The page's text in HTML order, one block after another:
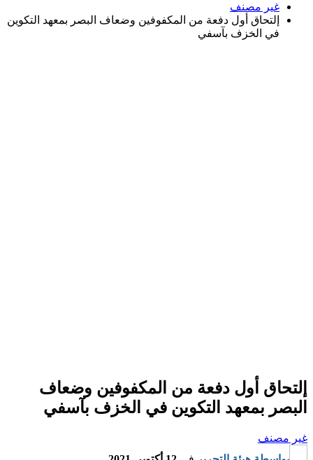
غير مصنف
إلتحاق أول دفعة من المكفوفين وضعاف البصر بمعهد التكوين
في الخزف بآسفي
إلتحاق أول دفعة من المكفوفين وضعاف
البصر بمعهد التكوين في الخزف بآسفي
غير مصنف